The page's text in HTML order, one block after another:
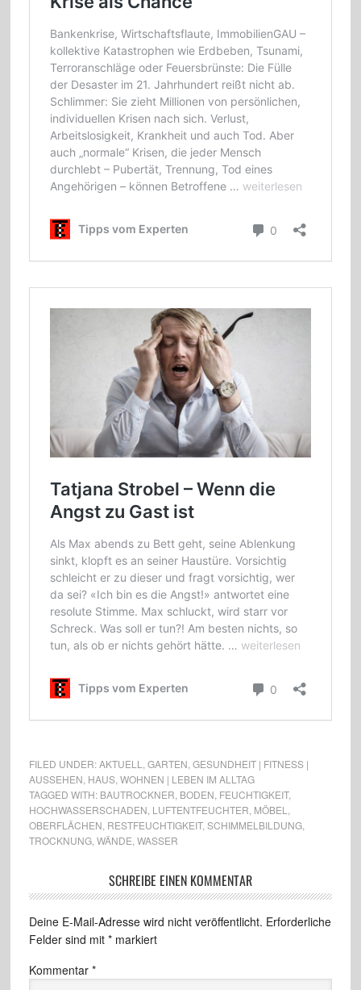
FILED UNDER:AKTUELL GARTEN GESUNDHEIT | FITNESS |
AUSSEHEN HAUS, WOHNEN | LEBEN IM ALLTAG
TAGGED WITH: BAUTROCKNER BODEN FEUCHTIGKEIT,
HOCHWASSERSCHADEN LUFTENTFEUCHTER MÖBEL
OBERFLÄCHEN RESTFEUCHTIGKEIT, SCHIMMELBILDUNG,
TROCKNUNG, WÄNDE WASSER
SCHREIBE EINEN KOMMENTAR
Deine E-Mail-Adresse wird nicht veröffentlicht. Erforderliche
Felder sind mit *markiert
Kommentar *